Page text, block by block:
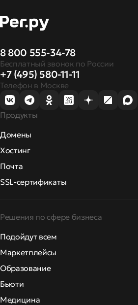
8 800 555-34-78
Бесплатный звонок по России
+7 (495) 580-11-11
Телефон в Москве
Продукты
Домены
Хостинг
Почта
SSL-сертификаты
Решения по сфере бизнеса
Подойдут всем
Маркетплейсы
Образование
Бьюти
Медицина